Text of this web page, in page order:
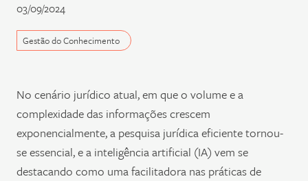
03/09/2024
Gestão do Conhecimento
No cenário jurídico atual, em que o volume e a
complexidade das informações crescem
exponencialmente, a pesquisa jurídica eficiente tornou-
se essencial, e a inteligência artificial (IA) vem se
destacando como uma facilitadora nas práticas de